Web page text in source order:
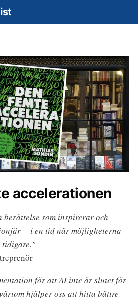
accelerationen
berättelse som inspirerar och
– i en tid när möjligheterna
tidigare."
för att AI inte är slutet för
hjälper oss att hitta bättre